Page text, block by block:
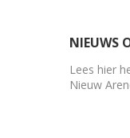
NIEUWS
Lees hier
Nieuw